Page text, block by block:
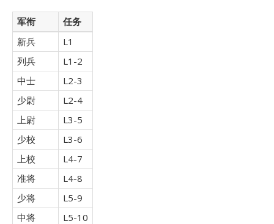
军衔
任务
新兵
L1
列兵
L1-2
中士
L2-3
少尉
L2-4
上尉
L3-5
少校
L3-6
上校
L4-7
准将
L4-8
少将
L5-9
中将
L5-10